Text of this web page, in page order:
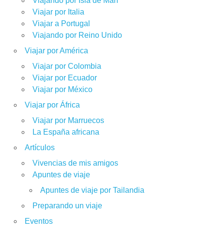
Viajar por Italia
Viajar a Portugal
Viajando por Reino Unido
Viajar por América
Viajar por Colombia
Viajar por Ecuador
Viajar por México
Viajar por África
Viajar por Marruecos
La España africana
Artículos
Vivencias de mis amigos
Apuntes de viaje
Apuntes de viaje por Tailandia
Preparando un viaje
Eventos